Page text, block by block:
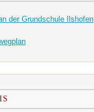
der Grundschule Ilshofen